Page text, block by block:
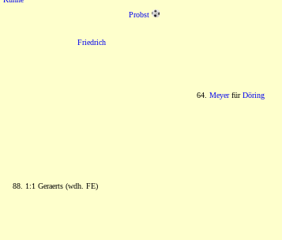
Probst
Friedrich
64. MeyerfürDöring
88. 1:1 Geraerts (wdh. FE)